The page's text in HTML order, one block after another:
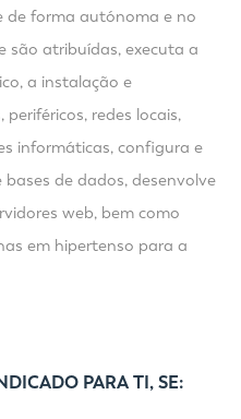
de forma autónoma e no
são atribuídas, executa a
a instalação e
redes locais,
informáticas, configura e
de dados, desenvolve
web, bem como
em hipertenso para a
PARA TI, SE: